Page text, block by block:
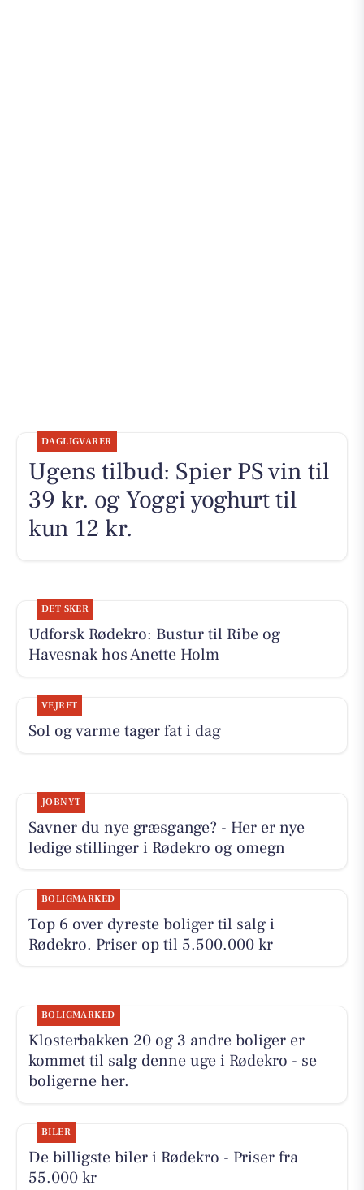
DAGLIGVARER
Ugens tilbud: Spier PS vin til
39 kr. og Yoggi yoghurt til
kun 12 kr.
DET SKER
Udforsk Rødekro: Bustur til Ribe og
Havesnak hos Anette Holm
VEJRET
Sol og varme tager fat i dag
JOBNYT
Savner du nye græsgange? - Her er nye
ledige stillinger i Rødekro og omegn
BOLIGMARKED
Top 6 over dyreste boliger til salg i
Rødekro. Priser op til 5.500.000 kr
BOLIGMARKED
Klosterbakken 20 og 3 andre boliger er
kommet til salg denne uge i Rødekro - se
boligerne her.
BILER
De billigste biler i Rødekro - Priser fra
55.000 kr